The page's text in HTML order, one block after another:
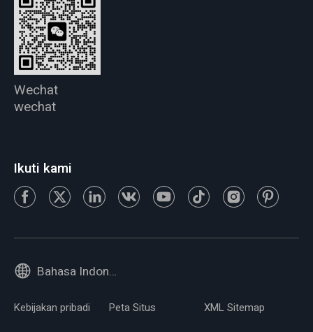
Wechat
wechat
Ikuti kami
Bahasa Indonesia
Kebijakan pribadi Peta Situs XML Sitemap